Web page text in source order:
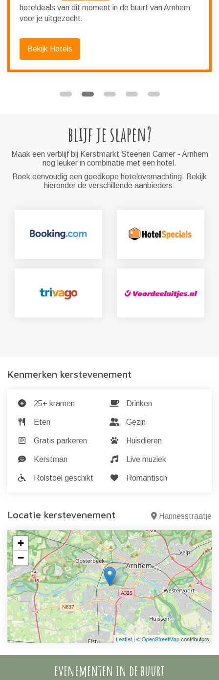
hoteldeals van dit moment in de buurt van Arnhem
voor je uitgezocht.
Bekijk Hotels
blijf je slapen?
Maak een verblijf bij Kerstmarkt Steenen Camer - Arnhem
nog leuker in combinatie met een hotel.
Boek eenvoudig een goedkope hotelovernachting. Bekijk
hieronder de verschillende aanbieders:
Kenmerken kerstevenement
25+ kramen Drinken
Eten Gezin
Gratis parkeren Huisdieren
Kerstman Live muziek
Rolstoel geschikt Romantisch
Locatie kerstevenement Hannesstraatje
+
−
Leaflet | ©OpenStreetMapcontributors
evenementen in de buurt